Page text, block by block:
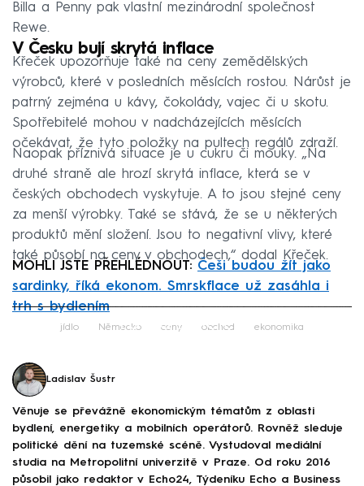
Billa a Penny pak vlastní mezinárodní společnost
Rewe.
V Česku bují skrytá inflace
Křeček upozorňuje také na ceny zemědělských
výrobců, které v posledních měsících rostou. Nárůst je
patrný zejména u kávy, čokolády, vajec či u skotu.
Spotřebitelé mohou v nadcházejících měsících
očekávat, že tyto položky na pultech regálů zdraží.
Naopak příznivá situace je u cukru či mouky. „Na
druhé straně ale hrozí skrytá inflace, která se v
českých obchodech vyskytuje. A to jsou stejné ceny
za menší výrobky. Také se stává, že se u některých
produktů mění složení. Jsou to negativní vlivy, které
také působí na ceny v obchodech,“ dodal Křeček.
MOHLI JSTE PŘEHLÉDNOUT: Češi budou žít jako
sardinky, říká ekonom. Smrskflace už zasáhla i
trh s bydlením
Failed to fetch
jídlo Německo ceny obchod ekonomika
Ladislav Šustr
Věnuje se převážně ekonomickým tématům z oblasti
bydlení, energetiky a mobilních operátorů. Rovněž sleduje
politické dění na tuzemské scéně. Vystudoval mediální
studia na Metropolitní univerzitě v Praze. Od roku 2016
působil jako redaktor v Echo24, Týdeníku Echo a Business